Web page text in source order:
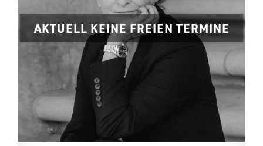
AKTUELL KEINE FREIEN TERMINE